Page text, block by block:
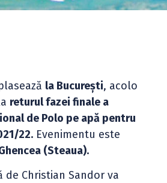
la București, acolo
returul fazei finale a
de Polo pe apă pentru
22. Evenimentu este
(Steaua).
de Christian Sandor va